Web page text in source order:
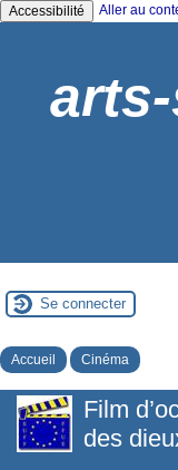
Accessibilité Aller au
Se connecter
Accueil Cinéma
Film
des